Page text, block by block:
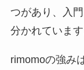
つがあり、入
分かれています
rimomoの強み